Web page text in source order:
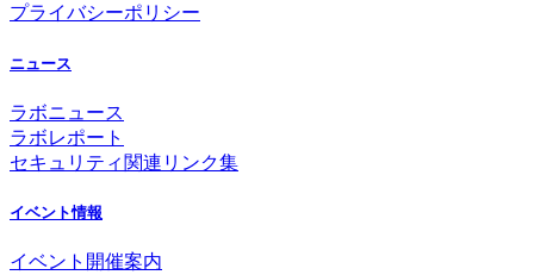
プライバシーポリシー
ニュース
ラボニュース
ラボレポート
セキュリティ関連リンク集
イベント情報
イベント開催案内